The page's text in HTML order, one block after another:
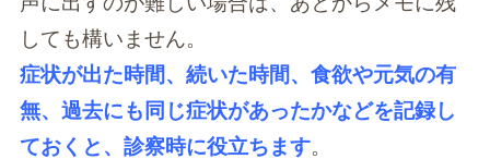
しても構いません。
症状が出た時間、続いた時間、食欲や元気の有
無、過去にも同じ症状があったかなどを記録し
ておくと、診察時に役立ちます。